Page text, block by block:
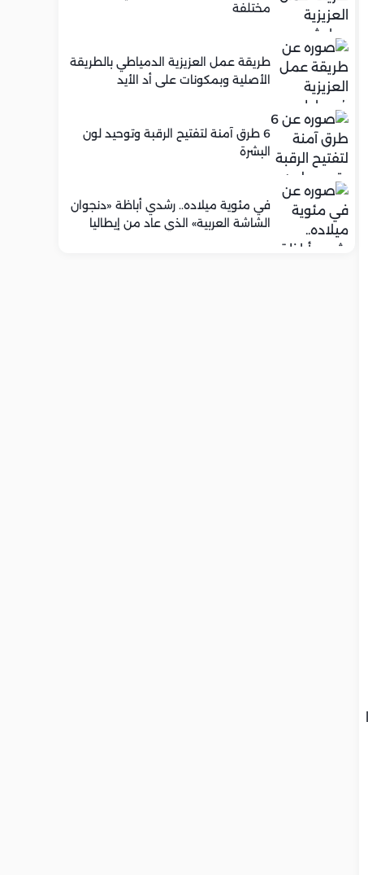
مختلفة
طريقة عمل العزيزية الدمياطي بالطريقة
الأصلية وبمكونات على أد الأيد
6 طرق آمنة لتفتيح الرقبة وتوحيد لون
البشرة
في مئوية ميلاده.. رشدي أباظة «دنجوان
الشاشة العربية» الذي عاد من إيطاليا